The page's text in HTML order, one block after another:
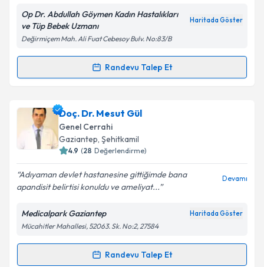
Op Dr. Abdullah Göymen Kadın Hastalıkları
ve Tüp Bebek Uzmanı
Haritada Göster
Değirmiçem Mah. Ali Fuat Cebesoy Bulv. No:83/B
Randevu Talep Et
Randevu Takvimi Talebi
Op. Dr. Abdullah Göymen
oluşturun. Size bu uzmandan randevu almanız için bir
takvim hazırlandığında e-posta ile bilgilendireceğiz.
Kişisel verilerimin işlenmesine ilişkin
Aydınlatma
Metni'ni okudum ve kişisel verilerimin belirtilen
kapsamda işlenmesini kabul ediyorum.
Doç. Dr. Mesut Gül
Genel Cerrahi
Gaziantep, Şehitkamil
4.9 (28 Değerlendirme)
Adıyaman devlet hastanesine gittiğimde bana
apandisit belirtisi konuldu ve ameliyat...
Devamı
Medicalpark Gaziantep Haritada Göster
Mücahitler Mahallesi, 52063. Sk. No:2, 27584
Randevu Talep Et
Randevu Takvimi Talebi